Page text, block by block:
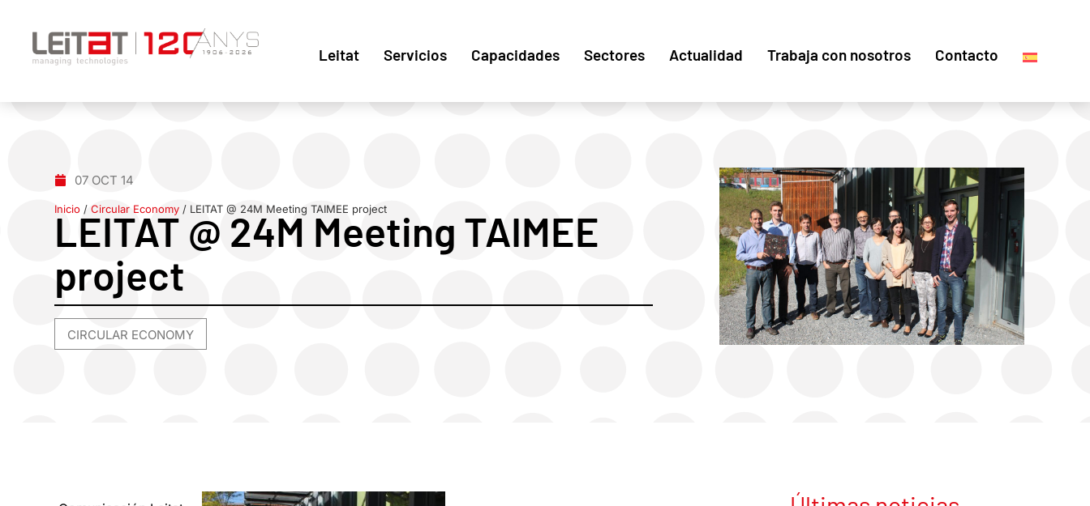
Leitat Servicios Capacidades Sectores Actualidad Trabaja con nosotros Contacto
07 OCT 14
Inicio /Circular Economy / LEITAT @ 24M Meeting TAIMEE project
LEITAT @ 24M Meeting TAIMEE
project
CIRCULAR ECONOMY